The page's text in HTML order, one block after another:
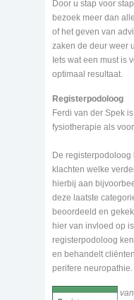
Door u stap voor
bezoek meer dan
of het geven van
zaken de deur weer
Iets wat een must is
optimaal resultaat.
Registerpodoloog
Ferdi van der Spek
fysiotherapie als
De
klachten welke
hierbij aan
deze laatste
beoordeeld en
hier van invloed op
registerpodoloog
en behandelt
perifere neuropathie.